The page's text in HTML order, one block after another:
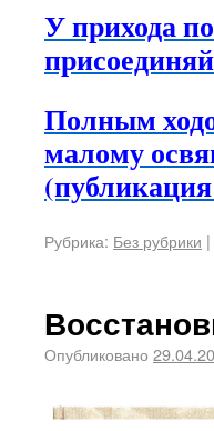
У прихода
Полным
малому
Рубрика: Без рубрики |
Опубликовано